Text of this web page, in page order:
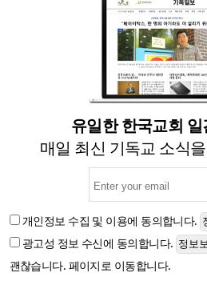
유일한 한국교회
매일 최신 기독교 소식
개인정보 수집 및 이용에 동의합니다.
광고성 정보 수신에 동의합니다.
괜찮습니다. 페이지로 이동합니다.
일반·골프 일반·골프
최경주, PGA